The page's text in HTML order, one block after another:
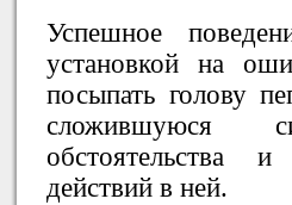
Успешное
установкой на
посыпать голову
сложившуюся
обстоятельства
действий в ней.